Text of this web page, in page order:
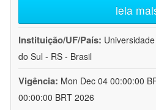
leia
Instituição/UF/País:
do Sul - RS - Brasil
Vigência: Mon Dec 04 00:00:00
00:00:00 BRT 2026